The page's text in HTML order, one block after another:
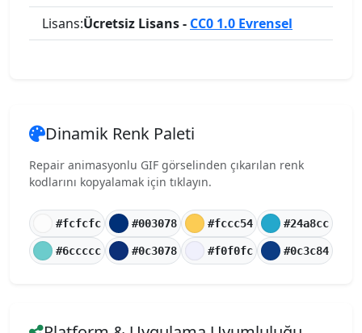
Lisans:Ücretsiz Lisans - CC0 1.0 Evrensel
Dinamik Renk Paleti
Repair animasyonlu GIF görselinden çıkarılan renk
kodlarını kopyalamak için tıklayın.
#fcfcfc #003078 #fccc54 #24a8cc
#6ccccc #0c3078 #f0f0fc #0c3c84